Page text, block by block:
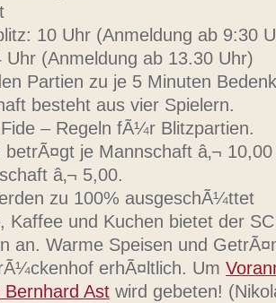
10 Uhr (Anmeldung ab 9:30
Uhr (Anmeldung ab 13.30 Uhr)
Partien zu je 5 Minuten
besteht aus vier Spielern.
– Regeln fÃ¼r Blitzpartien.
betrÃ¤gt je Mannschaft â‚¬
â‚¬ 5,00.
zu 100% ausgeschÃ¼ttet
Kaffee und Kuchen bietet der
an. Warme Speisen und
erhÃ¤ltlich. Um
Bernhard Ast wird gebeten!